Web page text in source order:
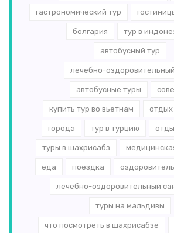
гастрономический тур
болгария тур в
автобусный тур
лечебно-
автобусные туры
купить тур во вьетнам
города тур в турцию
туры в шахрисабз
еда поездка
лечебно-оздоровительный
туры на мальдивы
что посмотреть в шахрисабзе